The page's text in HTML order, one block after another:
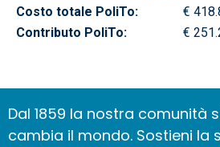
Costo totale PoliTo:
€
Contributo PoliTo:
€
Dal 1859 la nostra comunità
cambia il mondo. Sostieni la